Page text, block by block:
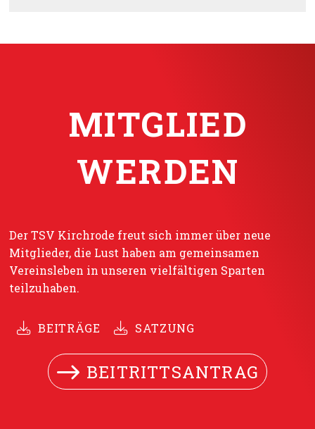
MITGLIED
WERDEN
Der TSV Kirchrode freut sich immer über neue
Mitglieder, die Lust haben am gemeinsamen
Vereinsleben in unseren vielfältigen Sparten
teilzuhaben.
BEITRÄGE SATZUNG
BEITRITTSANTRAG